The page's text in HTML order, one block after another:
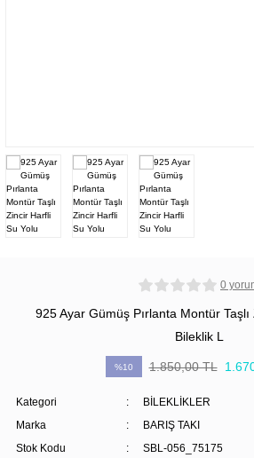
0
925 Ayar Gümüş Pırlanta Montür
Bileklik L
%10 1.850,00 TL
Kategori
BİLEKLİKLER
Marka
BARIŞ TAKI
Stok Kodu
SBL-056_75175